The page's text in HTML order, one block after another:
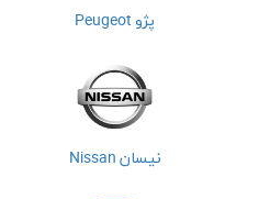
پژو Peugeot
نیسان Nissan